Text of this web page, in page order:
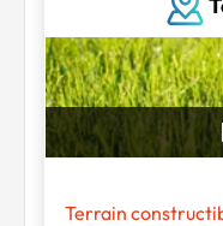
Terrain